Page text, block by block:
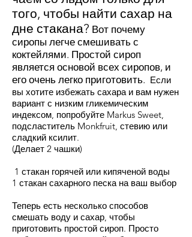
того, чтобы найти сахар на
дне стакана? Вот почему
сиропы легче смешивать с
коктейлями. Простой сироп
является основой всех сиропов, и
его очень легко приготовить. Если
вы хотите избежать сахара и вам нужен
вариант с низким гликемическим
индексом, попробуйте Markus Sweet,
подсластитель Monkfruit, стевию или
сладкий ксилит.
(Делает 2 чашки)
1 стакан горячей или кипяченой воды
1 стакан сахарного песка на ваш выбор
Теперь есть несколько способов
смешать воду и сахар, чтобы
приготовить простой сироп. Просто